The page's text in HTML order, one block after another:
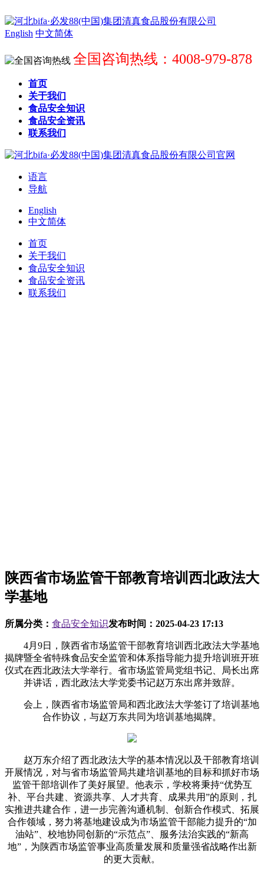
English 中文简体
全国咨询热线：4008-979-878
首页
关于我们
食品安全知识
食品安全资讯
联系我们
语言
导航
English
中文简体
首页
关于我们
食品安全知识
食品安全资讯
联系我们
陕西省市场监管干部教育培训西北政法大
学基地
所属分类： 食品安全知识发布时间： 2025-04-23 17:13
4月9日，陕西省市场监管干部教育培训西北政法大学基地
揭牌暨全省特殊食品安全监管和体系指导能力提升培训班开班
仪式在西北政法大学举行。省市场监管局党组书记、局长出席
并讲话，西北政法大学党委书记赵万东出席并致辞。
会上，陕西省市场监管局和西北政法大学签订了培训基地
合作协议，与赵万东共同为培训基地揭牌。
赵万东介绍了西北政法大学的基本情况以及干部教育培训
开展情况，对与省市场监管局共建培训基地的目标和抓好市场
监管干部培训作了美好展望。他表示，学校将秉持“优势互
补、平台共建、资源共享、人才共育、成果共用”的原则，扎
实推进共建合作，进一步完善沟通机制、创新合作模式、拓展
合作领域，努力将基地建设成为市场监管干部能力提升的“加
油站”、校地协同创新的“示范点”、服务法治实践的“新高
地”，为陕西市场监管事业高质量发展和质量强省战略作出新
的更大贡献。